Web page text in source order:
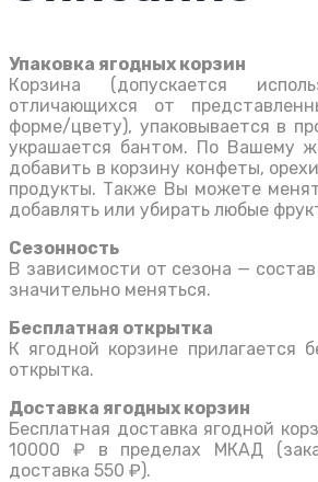
Упаковка ягодных корзин
Корзина (допускается
отличающихся от
форме/цвету), упаковывается в
украшается бантом. По Вашему
добавить в корзину конфеты,
продукты. Также Вы можете
добавлять или убирать любые
Сезонность
В зависимости от сезона —
значительно меняться.
Бесплатная открытка
К ягодной корзине прилагается
открытка.
Доставка ягодных корзин
Бесплатная доставка ягодной
10000 ₽ в пределах МКАД
доставка 550 ₽).